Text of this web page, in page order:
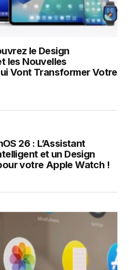
le Design
les Nouvelles
Vont Transformer Votre
26 : L’Assistant
et un Design
votre Apple Watch !